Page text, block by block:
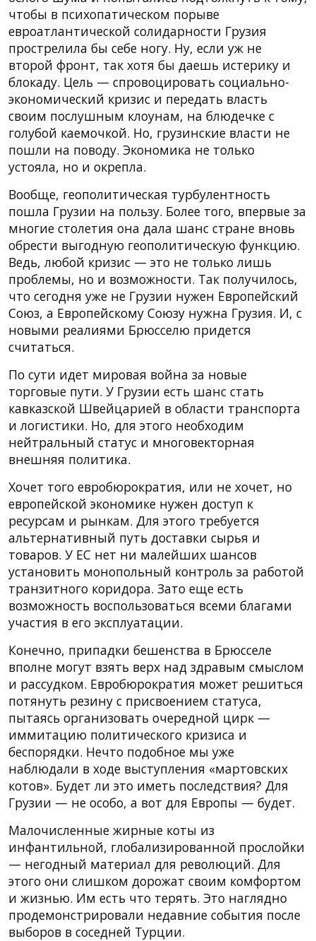
чтобы в психопатическом порыве
евроатлантической солидарности Грузия
прострелила бы себе ногу. Ну, если уж не
второй фронт, так хотя бы даешь истерику и
блокаду. Цель — спровоцировать социально-
экономический кризис и передать власть
своим послушным клоунам, на блюдечке с
голубой каемочкой. Но, грузинские власти не
пошли на поводу. Экономика не только
устояла, но и окрепла.
Вообще, геополитическая турбулентность
пошла Грузии на пользу. Более того, впервые за
многие столетия она дала шанс стране вновь
обрести выгодную геополитическую функцию.
Ведь, любой кризис — это не только лишь
проблемы, но и возможности. Так получилось,
что сегодня уже не Грузии нужен Европейский
Союз, а Европейскому Союзу нужна Грузия. И, с
новыми реалиями Брюсселю придется
считаться.
По сути идет мировая война за новые
торговые пути. У Грузии есть шанс стать
кавказской Швейцарией в области транспорта
и логистики. Но, для этого необходим
нейтральный статус и многовекторная
внешняя политика.
Хочет того евробюрократия, или не хочет, но
европейской экономике нужен доступ к
ресурсам и рынкам. Для этого требуется
альтернативный путь доставки сырья и
товаров. У ЕС нет ни малейших шансов
установить монопольный контроль за работой
транзитного коридора. Зато еще есть
возможность воспользоваться всеми благами
участия в его эксплуатации.
Конечно, припадки бешенства в Брюсселе
вполне могут взять верх над здравым смыслом
и рассудком. Евробюрократия может решиться
потянуть резину с присвоением статуса,
пытаясь организовать очередной цирк —
иммитацию политического кризиса и
беспорядки. Нечто подобное мы уже
наблюдали в ходе выступления «мартовских
котов». Будет ли это иметь последствия? Для
Грузии — не особо, а вот для Европы — будет.
Малочисленные жирные коты из
инфантильной, глобализированной прослойки
— негодный материал для революций. Для
этого они слишком дорожат своим комфортом
и жизнью. Им есть что терять. Это наглядно
продемонстрировали недавние события после
выборов в соседней Турции.